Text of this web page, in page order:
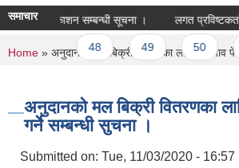
समाचारप्रकाशन सम्बन्धी सूचना । लगत प्रविष्टकर्ता
48 49 50 51
You are here
Home » अनुदानको मल बिक्री वितरणका लागि प्रश्ताव
अनुदानको मल बिक्री वितरणका
गर्ने सम्बन्धी सुचना ।
Submitted on: Tue, 11/03/2020 - 16:57